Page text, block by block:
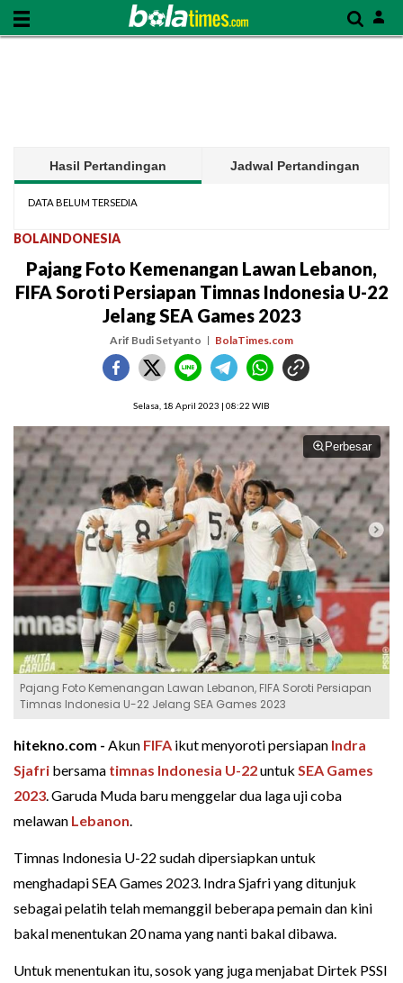
Hasil Pertandingan Jadwal Pertandingan
DATA BELUM TERSEDIA
BOLAINDONESIA
Pajang Foto Kemenangan Lawan Lebanon,
FIFA Soroti Persiapan Timnas Indonesia U-22
Jelang SEA Games 2023
Arif Budi Setyanto BolaTimes.com
Selasa, 18 April 2023 | 08:22 WIB
Perbesar
Pajang Foto Kemenangan Lawan Lebanon, FIFA Soroti Persiapan
Timnas Indonesia U-22 Jelang SEA Games 2023
hitekno.com - Akun FIFA ikut menyoroti persiapan Indra
Sjafri bersama timnas Indonesia U-22untuk SEA Games
2023. Garuda Muda baru menggelar dua laga uji coba
melawan Lebanon.
Timnas Indonesia U-22 sudah dipersiapkan untuk
menghadapi SEA Games 2023. Indra Sjafri yang ditunjuk
sebagai pelatih telah memanggil beberapa pemain dan kini
bakal menentukan 20 nama yang nanti bakal dibawa.
Untuk menentukan itu, sosok yang juga menjabat Dirtek PSSI